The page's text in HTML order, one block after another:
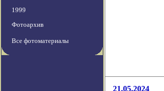
1999
Фотоархив
Все фотоматериалы
21.05.2024